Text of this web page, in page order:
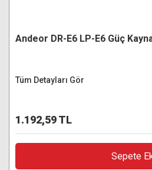
Andeor DR-E6 LP-E6 Güç
Tüm Detayları Gör
1.192,59 TL
Sepete